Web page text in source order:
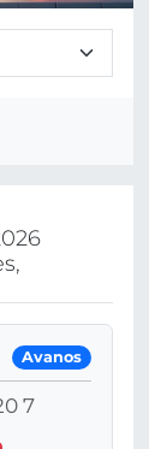
Avanos
7